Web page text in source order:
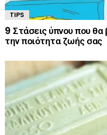
TIPS
9 Στάσεις ύπνου που θα
την ποιότητα ζωής σας